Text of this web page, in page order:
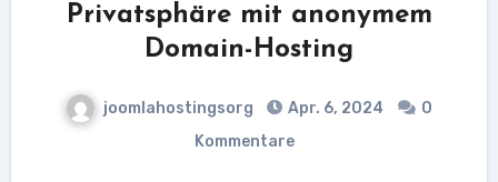
Privatsphäre mit anonymem
Domain-Hosting
joomlahostingsorg Apr. 6, 2024
0
Kommentare